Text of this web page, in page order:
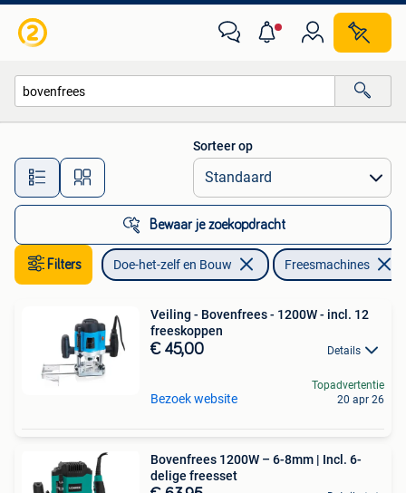
Alle afstanden…
Sorteer op
Bewaar je zoekopdracht
Filters Doe-het-zelf en Bouw Freesmachines
Veiling - Bovenfrees - 1200W - incl. 12
freeskoppen
€ 45,00 Details
Bezoek website
Topadvertentie
20 apr 26
Bovenfrees 1200W – 6-8mm | Incl. 6-
delige freesset